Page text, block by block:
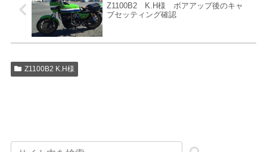
Z1100B2 K.H様 ボアアップ後のキャ
ブセッティング確認
Z1100B2 K.H様